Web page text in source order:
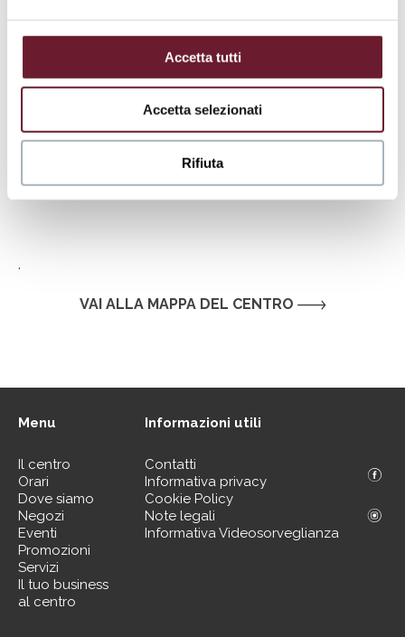
Accetta tutti
Accetta selezionati
Rifiuta
.
VAI ALLA MAPPA DEL CENTRO
Menu
Il centro
Orari
Dove siamo
Negozi
Eventi
Promozioni
Servizi
Il tuo business
al centro
Informazioni utili
Contatti
Informativa privacy
Cookie Policy
Note legali
Informativa Videosorveglianza